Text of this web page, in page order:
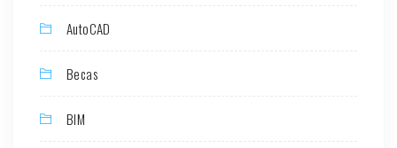
AutoCAD
Becas
BIM